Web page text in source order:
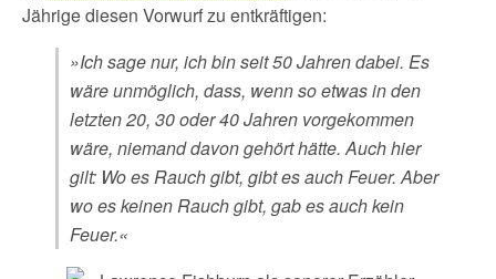
Jährige diesen Vorwurf zu entkräftigen:
»Ich sage nur, ich bin seit 50 Jahren dabei. Es
wäre unmöglich, dass, wenn so etwas in den
letzten 20, 30 oder 40 Jahren vorgekommen
wäre, niemand davon gehört hätte. Auch hier
gilt: Wo es Rauch gibt, gibt es auch Feuer. Aber
wo es keinen Rauch gibt, gab es auch kein
Feuer.«